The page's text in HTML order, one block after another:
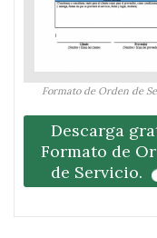
Formato de Orden de
Descarga
Formato de
de Servicio.